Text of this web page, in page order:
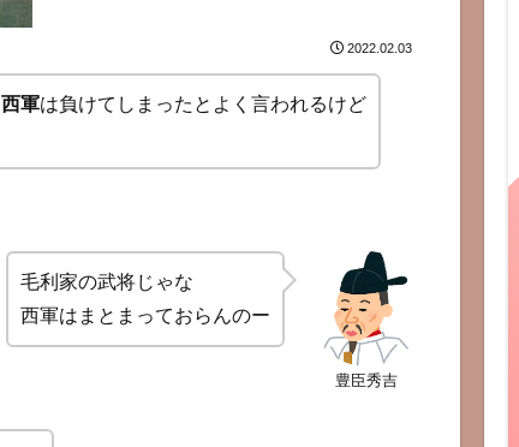
2022.02.03
西軍は負けてしまったとよく言われるけど
豊臣秀吉
毛利家の武将じゃな
西軍はまとまっておらんのー